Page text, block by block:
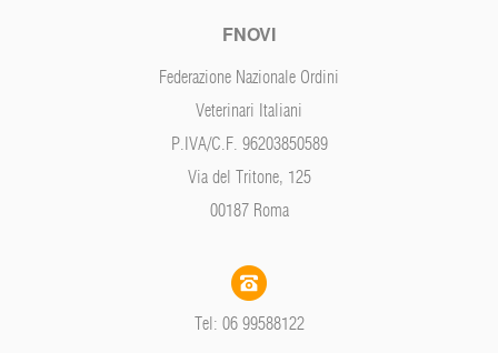
FNOVI
Federazione Nazionale Ordini
Veterinari Italiani
P.IVA/C.F. 96203850589
Via del Tritone, 125
00187 Roma
Tel: 06 99588122